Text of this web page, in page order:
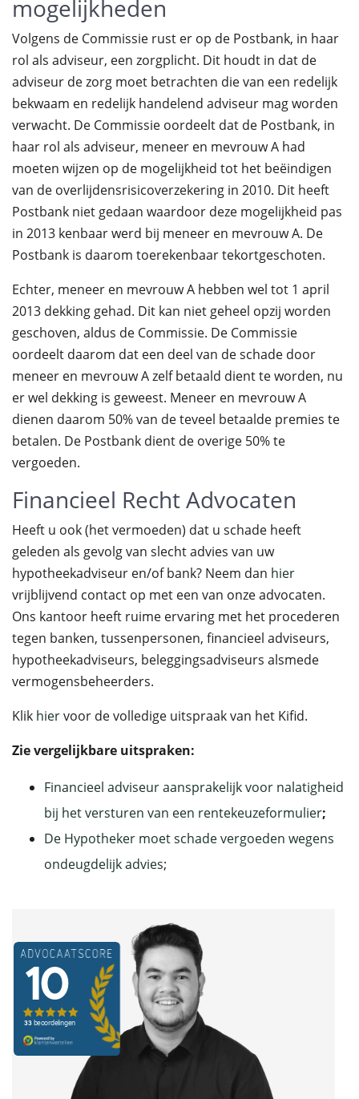
mogelijkheden
Volgens de Commissie rust er op de Postbank, in haar
rol als adviseur, een zorgplicht. Dit houdt in dat de
adviseur de zorg moet betrachten die van een redelijk
bekwaam en redelijk handelend adviseur mag worden
verwacht. De Commissie oordeelt dat de Postbank, in
haar rol als adviseur, meneer en mevrouw A had
moeten wijzen op de mogelijkheid tot het beëindigen
van de overlijdensrisicoverzekering in 2010. Dit heeft
Postbank niet gedaan waardoor deze mogelijkheid pas
in 2013 kenbaar werd bij meneer en mevrouw A. De
Postbank is daarom toerekenbaar tekortgeschoten.
Echter, meneer en mevrouw A hebben wel tot 1 april
2013 dekking gehad. Dit kan niet geheel opzij worden
geschoven, aldus de Commissie. De Commissie
oordeelt daarom dat een deel van de schade door
meneer en mevrouw A zelf betaald dient te worden, nu
er wel dekking is geweest. Meneer en mevrouw A
dienen daarom 50% van de teveel betaalde premies te
betalen. De Postbank dient de overige 50% te
vergoeden.
Financieel Recht Advocaten
Heeft u ook (het vermoeden) dat u schade heeft
geleden als gevolg van slecht advies van uw
hypotheekadviseur en/of bank? Neem dan hier
vrijblijvend contact op met een van onze advocaten.
Ons kantoor heeft ruime ervaring met het procederen
tegen banken, tussenpersonen, financieel adviseurs,
hypotheekadviseurs, beleggingsadviseurs alsmede
vermogensbeheerders.
Klik hiervoor de volledige uitspraak van het Kifid.
Zie vergelijkbare uitspraken:
Financieel adviseur aansprakelijk voor nalatigheid
bij het versturen van een rentekeuzeformulier;
De Hypotheker moet schade vergoeden wegens
ondeugdelijk advies;